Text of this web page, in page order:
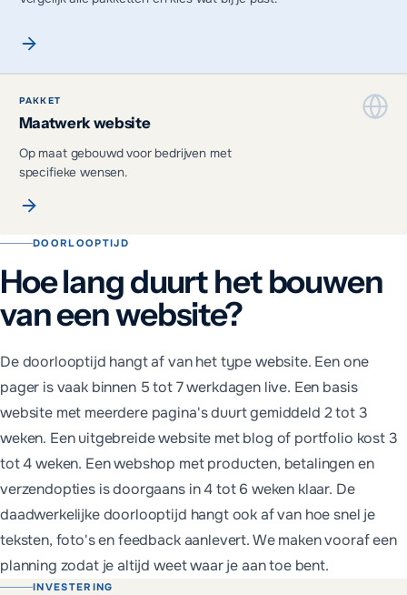
PAKKET
Maatwerk website
Op maat gebouwd voor bedrijven met
specifieke wensen.
DOORLOOPTIJD
Hoe lang duurt het bouwen
van een website?
De doorlooptijd hangt af van het type website. Een one
pager is vaak binnen 5 tot 7 werkdagen live. Een basis
website met meerdere pagina's duurt gemiddeld 2 tot 3
weken. Een uitgebreide website met blog of portfolio kost 3
tot 4 weken. Een webshop met producten, betalingen en
verzendopties is doorgaans in 4 tot 6 weken klaar. De
daadwerkelijke doorlooptijd hangt ook af van hoe snel je
teksten, foto's en feedback aanlevert. We maken vooraf een
planning zodat je altijd weet waar je aan toe bent.
INVESTERING